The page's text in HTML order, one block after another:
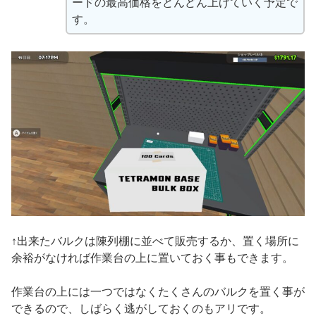
ードの最高価格をどんどん上げていく予定で
す。
↑出来たバルクは陳列棚に並べて販売するか、置く場所に
余裕がなければ作業台の上に置いておく事もできます。
作業台の上には一つではなくたくさんのバルクを置く事が
できるので、しばらく逃がしておくのもアリです。